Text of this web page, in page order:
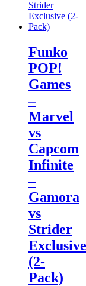
Funko
POP!
Games
–
Marvel
vs
Capcom
Infinite
–
Gamora
vs
Strider
Exclusive
(2-
Pack)